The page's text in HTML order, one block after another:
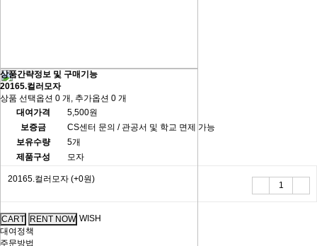
상품간략정보 및 구매기능
20165.컬러모자
상품 선택옵션 0 개, 추가옵션 0 개
대여가격
5,500원
보증금
CS센터 문의 / 관공서 및 학교 면제 가능
보유수량
5개
제품구성
모자
20165.컬러모자 (+0원)
WISH
대여정책
주문방법